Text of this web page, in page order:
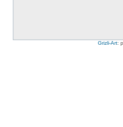
Grizli-Art: